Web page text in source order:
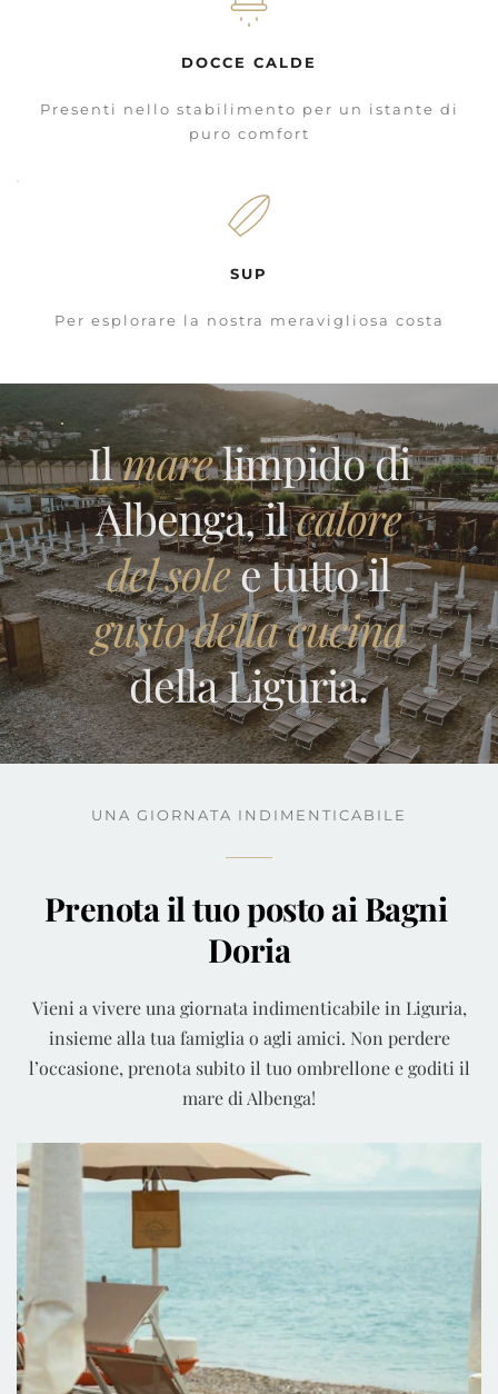
DOCCE CALDE
Presenti nello stabilimento per un istante di
puro comfort
SUP
Per esplorare la nostra meravigliosa costa
Ilmarelimpido di
Albenga, ilcalore
del solee tutto il
gusto della cucina
della Liguria.
UNA GIORNATA INDIMENTICABILE
Prenota il tuo posto ai Bagni
Doria
Vieni a vivere una giornata indimenticabile in Liguria,
insieme alla tua famiglia o agli amici. Non perdere
l’occasione, prenota subito il tuo ombrellone e goditi il
mare di Albenga!